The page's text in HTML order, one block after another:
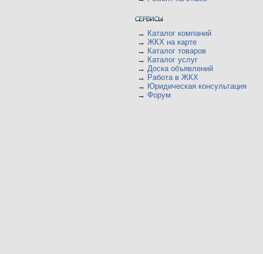
→ Каталог компаний
→ ЖКХ на карте
→ Каталог товаров
→ Каталог услуг
→ Доска объявлений
→ Работа в ЖКХ
→ Юридическая консультация
→ Форум